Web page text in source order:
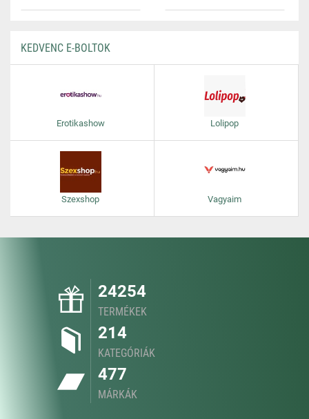
KEDVENC E-BOLTOK
Erotikashow Lolipop
Szexshop Vagyaim
24254
TERMÉKEK
214
KATEGÓRIÁK
477
MÁRKÁK